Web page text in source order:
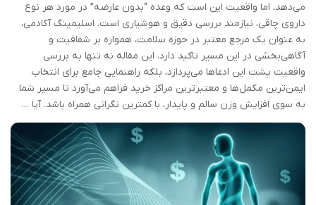
می‌دهد، اما واقعیت این است که وعده “بدون عارضه” در مورد هر نوع
داروی چاقی، نیازمند بررسی دقیق و هوشیاری است. اسلیمینگ آکادمی،
به عنوان یک مرجع معتبر در حوزه سلامت، همواره بر شفافیت و
آگاهی‌بخشی در این مسیر تاکید دارد. این مقاله نه تنها به بررسی
واقعیت پشت این ادعاها می‌پردازد، بلکه راهنمایی جامع برای انتخاب
ایمن‌ترین مکمل‌ها و معتبرترین مراکز خرید فراهم می‌آورد تا مسیر شما
به سوی افزایش وزن سالم و پایدار، با کمترین نگرانی همراه باشد. آیا …